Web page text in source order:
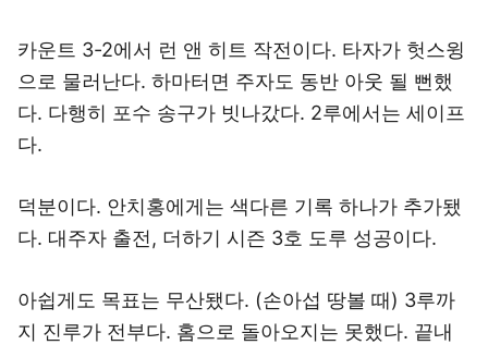
카운트 3-2에서 런 앤 히트 작전이다. 타자가 헛스윙
으로 물러난다. 하마터면 주자도 동반 아웃 될 뻔했
다. 다행히 포수 송구가 빗나갔다. 2루에서는 세이프
다.
덕분이다. 안치홍에게는 색다른 기록 하나가 추가됐
다. 대주자 출전, 더하기 시즌 3호 도루 성공이다.
아쉽게도 목표는 무산됐다. (손아섭 땅볼 때) 3루까
지 진루가 전부다. 홈으로 돌아오지는 못했다. 끝내